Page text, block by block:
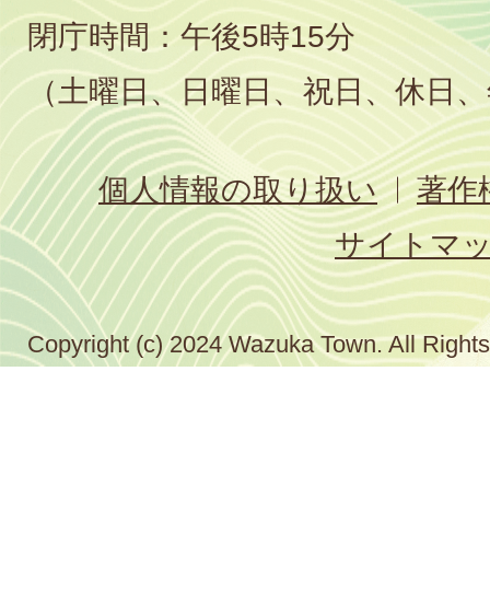
閉庁時間：午後5時15分
（土曜日、日曜日、祝日、休日
個人情報の取り扱い
著作
サイトマ
Copyright (c) 2024 Wazuka Town. All